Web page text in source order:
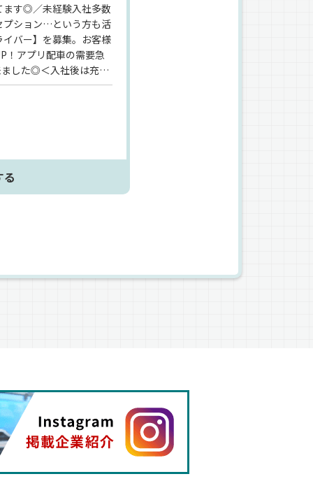
す◎／未経験入社多数
ション…という方も活
バー】を募集。お客様
！アプリ配車の需要急
した◎＜入社後は充実
などをはじめ、渋滞し
る